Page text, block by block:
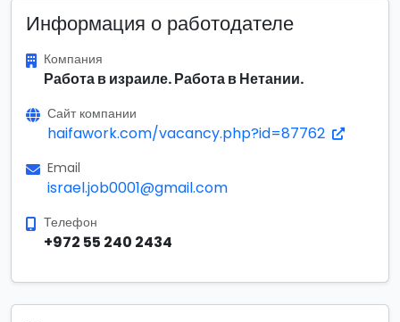
Информация о работодателе
Компания
Работа в израиле. Работа в Нетании.
Сайт компании
haifawork.com/vacancy.php?id=87762
Email
israel.job0001@gmail.com
Телефон
+972 55 240 2434